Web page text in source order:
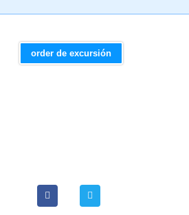
order de excursión